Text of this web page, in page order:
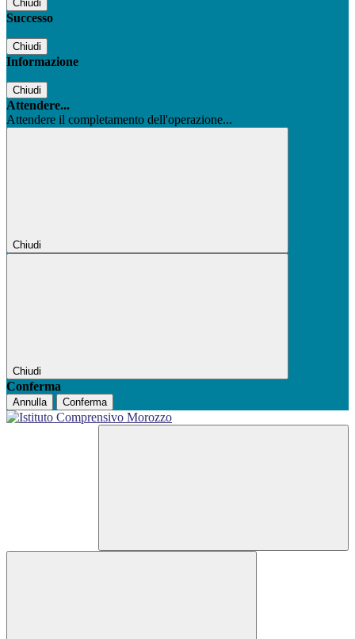
Chiudi
Successo
Chiudi
Informazione
Chiudi
Attendere...
Attendere il completamento dell'operazione...
Chiudi
Chiudi
Conferma
Annulla Conferma